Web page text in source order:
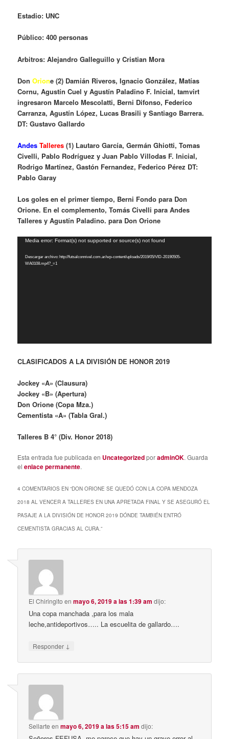
Estadio: UNC
Público: 400 personas
Arbitros: Alejandro Galleguillo y Cristian Mora
DonOrione (2) Damián Riveros, Ignacio González, Matías
Cornu, Agustín Cuel y Agustín Paladino F. Inicial, tamvirt
ingresaron Marcelo Mescolatti, Berni Difonso, Federico
Carranza, Agustín López, Lucas Brasili y Santiago Barrera.
DT: Gustavo Gallardo
AndesTalleres (1) Lautaro García, Germán Ghiotti, Tomas
Civelli, Pablo Rodríguez y Juan Pablo Villodas F. Inicial,
Rodrigo Martínez, Gastón Fernandez, Federico Pérez DT:
Pablo Garay
Los goles en el primer tiempo, Berni Fondo para Don
Orione. En el complemento, Tomás Civelli para Andes
Talleres y Agustín Paladino. para Don Orione
Reproductor
vídeo
Media error: Format(s) not supported or source(s) not found
Descargar archivo: http://futsalconnivel.com.ar/wp-content/uploads/2019/05/VID-20190505-
WA0108.mp4?_=1
CLASIFICADOS A LA DIVISIÓN DE HONOR 2019
Jockey «A» (Clausura)
Jockey «B» (Apertura)
Don Orione (Copa Mza.)
Cementista «A» (Tabla Gral.)
Talleres B 4° (Div. Honor 2018)
Esta entrada fue publicada en UncategorizedporadminOK. Guarda
elenlace permanente.
4 COMENTARIOS EN “DON ORIONE SE QUEDÓ CON LA COPA MENDOZA
2018 AL VENCER A TALLERES EN UNA APRETADA FINAL Y SE ASEGURÓ EL
PASAJE A LA DIVISIÓN DE HONOR 2019 DÓNDE TAMBIÉN ENTRÓ
CEMENTISTA GRACIAS AL CURA.”
El Chiringito enmayo 6, 2019 a las 1:39 am dijo:
Una copa manchada ,para los mala
leche,antideportivos….. La escuelita de gallardo….
Responder ↓
Sellarte enmayo 6, 2019 a las 5:15 am dijo: